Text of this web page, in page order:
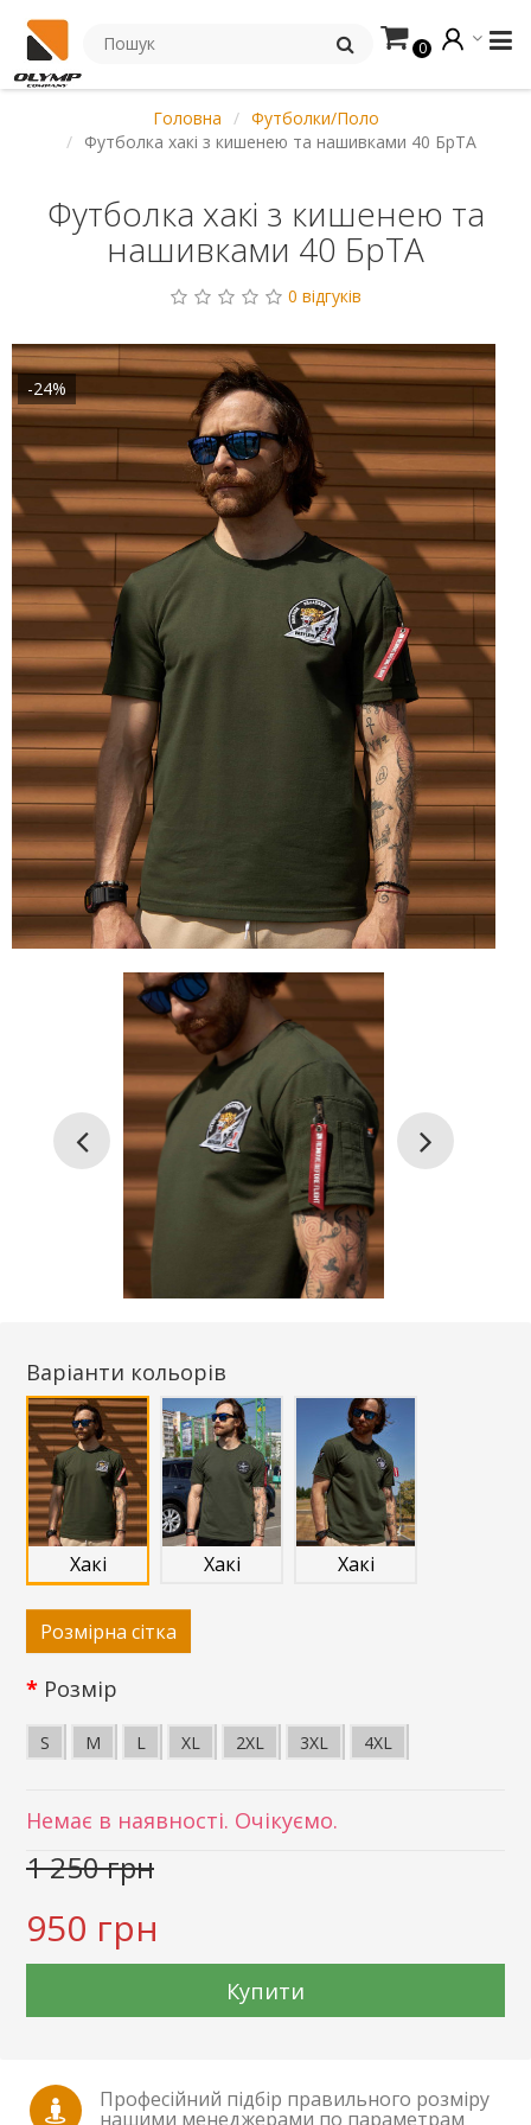
0
Головна
Футболки/Поло
Футболка хакі з кишенею та нашивками 40 БрТА
Футболка хакі з кишенею та
нашивками 40 БрТА
0 відгуків
-24%
Варіанти кольорів
Хакі Хакі Хакі
Розмірна сітка
Розмір
S M L XL 2XL 3XL 4XL
Немає в наявності. Очікуємо.
1 250 грн
950 грн
Купити
Професійний підбір правильного розміру
нашими менеджерами по параметрам